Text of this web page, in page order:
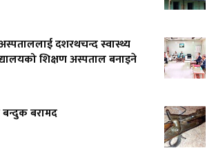
दशरथचन्द स्वास्थ्य
शिक्षण अस्पताल बनाइने
बरामद